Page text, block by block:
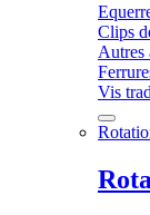
Clips
Autres
Vis